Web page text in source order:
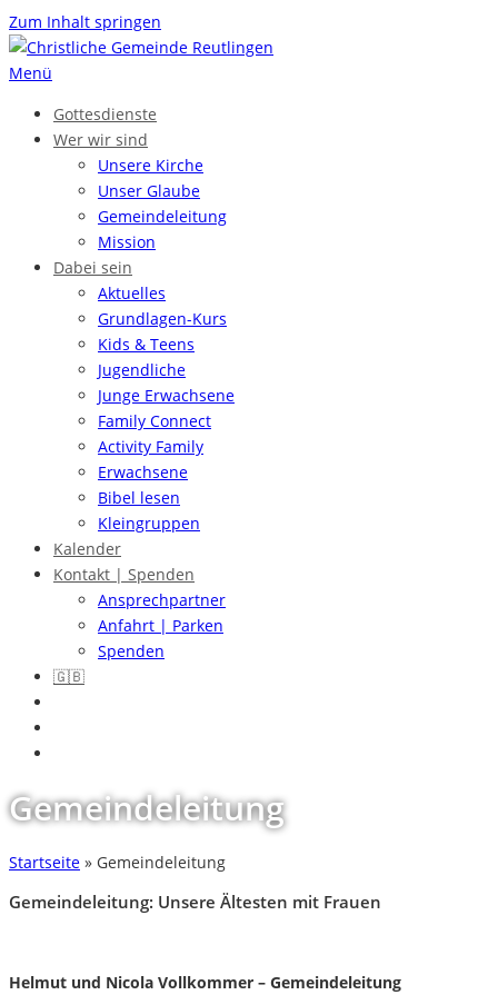
Zum Inhalt springen
Menü
Gottesdienste
Wer wir sind
Unsere Kirche
Unser Glaube
Gemeinde­leitung
Mission
Dabei sein
Aktuelles
Grundlagen-Kurs
Kids & Teens
Jugendliche
Junge Erwachsene
Family Connect
Activity Family
Erwachsene
Bibel lesen
Kleingruppen
Kalender
Kontakt | Spenden
Ansprechpartner
Anfahrt | Parken
Spenden
🇬🇧
Gemeinde­leitung
Startseite » Gemeinde­leitung
Gemeindeleitung: Unsere Ältesten mit Frauen
Helmut und Nicola Vollkommer – Gemeindeleitung